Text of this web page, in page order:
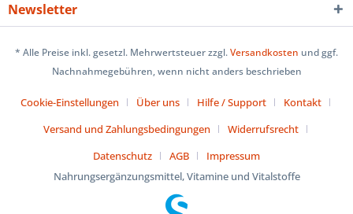
Newsletter
* Alle Preise inkl. gesetzl. Mehrwertsteuer zzgl.Versandkosten und ggf.
Nachnahmegebühren, wenn nicht anders beschrieben
Cookie-Einstellungen Über uns Hilfe / Support
Kontakt
Versand und Zahlungsbedingungen
Widerrufsrecht
Datenschutz
AGB
Impressum
Nahrungsergänzungsmittel, Vitamine und Vitalstoffe